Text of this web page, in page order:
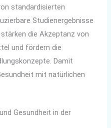
standardisierten
Studienergebnisse
die Akzeptanz von
und fördern die
Damit
mit natürlichen
Gesundheit in der